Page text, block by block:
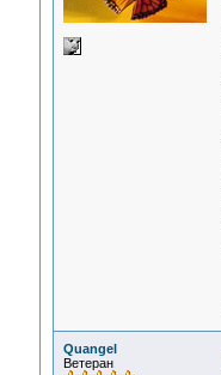
Quangel
Ветеран